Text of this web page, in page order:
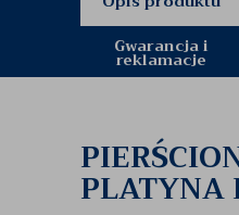
Gwarancja i
reklamacje
PLATYNA